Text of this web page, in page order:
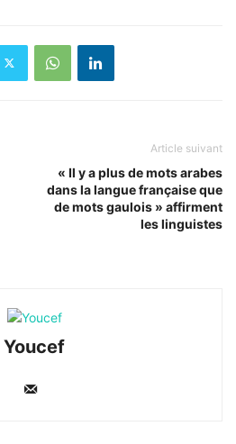
Article suivant
« Il y a plus de mots arabes
dans la langue française que
de mots gaulois » affirment
les linguistes
Youcef